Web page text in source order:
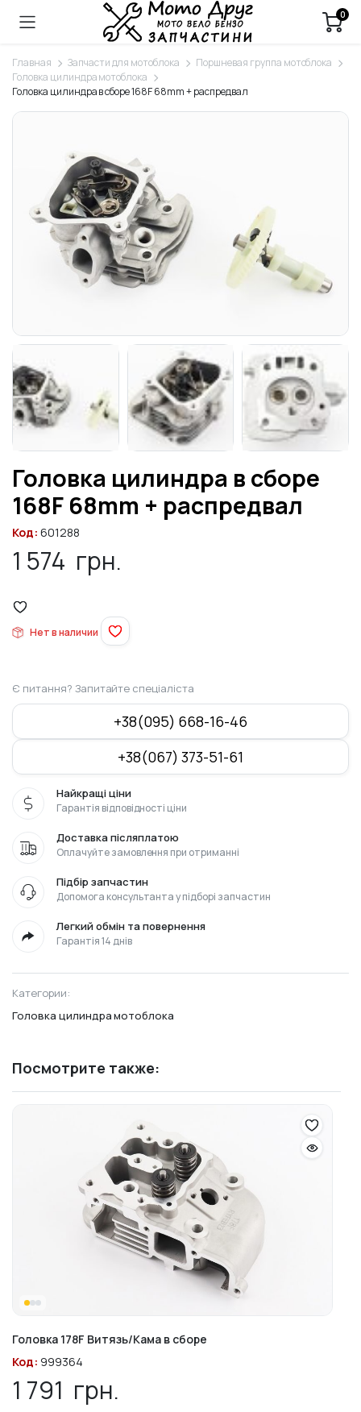
0
Главная Запчасти для мотоблока
Поршневая группа мотоблока
Головка цилиндра мотоблока
Головка цилиндра в сборе 168F 68mm + распредвал
Головка цилиндра в сборе
168F 68mm + распредвал
Код: 601288
1 574 грн.
Нет в наличии
Є питання? Запитайте спеціаліста
+38(095) 668-16-46
+38(067) 373-51-61
Найкращі ціни
Гарантія відповідності ціни
Доставка післяплатою
Оплачуйте замовлення при отриманні
Підбір запчастин
Допомога консультанта у підборі запчастин
Легкий обмін та повернення
Гарантія 14 днів
Категории:
Головка цилиндра мотоблока
Посмотрите также:
Головка 178F Витязь/Кама в сборе
Код: 999364
1 791 грн.